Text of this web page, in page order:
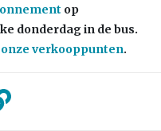
op
donderdag in de bus.
onze verkooppunten.